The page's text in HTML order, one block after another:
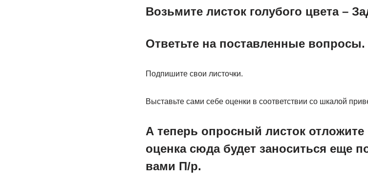
Возьмите листок голубого цвета –
Ответьте на поставленные вопросы.
Подпишите свои листочки.
Выставьте сами себе оценки в соответствии со шкалой
А теперь опросный листок отложите
оценка сюда будет заноситься еще
вами П/р.